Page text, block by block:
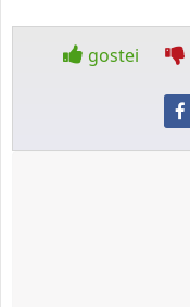
gostei